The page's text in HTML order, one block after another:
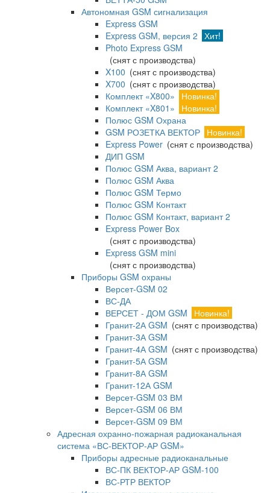
Автономная GSM сигнализация
Express GSM
Express GSM, версия 2 Хит!
Photo Express GSM
(снят с производства)
X100 (снят с производства)
X700 (снят с производства)
Комплект «X800»
Новинка!
Комплект «X801»
Новинка!
Полюс GSM Охрана
GSM РОЗЕТКА ВЕКТОР Новинка!
Express Power (снят с производства)
ДИП GSM
Полюс GSM Аква, вариант 2
Полюс GSM Аква
Полюс GSM Термо
Полюс GSM Контакт
Полюс GSM Контакт, вариант 2
Express Power Box
(снят с производства)
Express GSM mini
(снят с производства)
Приборы GSM охраны
Версет-GSM 02
ВС-ДА
ВЕРСЕТ - ДОМ GSM
Новинка!
Гранит-2А GSM (снят с производства)
Гранит-3А GSM
Гранит-4А GSM (снят с производства)
Гранит-5А GSM
Гранит-8А GSM
Гранит-12А GSM
Версет-GSM 03 ВМ
Версет-GSM 06 ВМ
Версет-GSM 09 ВМ
Адресная охранно-пожарная радиоканальная
система «ВС-ВЕКТОР-АР GSM»
Приборы адресные радиоканальные
ВС-ПК ВЕКТОР-АР GSM-100
ВС-РТР ВЕКТОР